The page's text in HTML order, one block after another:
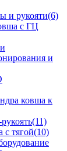
и рукояти(6)
с ГЦ
и
ковша к
с тягой(10)